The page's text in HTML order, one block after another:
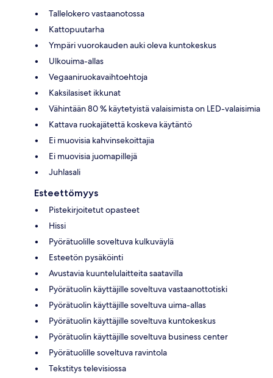
Tallelokero vastaanotossa
Kattopuutarha
Ympäri vuorokauden auki oleva kuntokeskus
Ulkouima-allas
Vegaaniruokavaihtoehtoja
Kaksilasiset ikkunat
Vähintään 80 % käytetyistä valaisimista on LED-valaisimia
Kattava ruokajätettä koskeva käytäntö
Ei muovisia kahvinsekoittajia
Ei muovisia juomapillejä
Juhlasali
Esteettömyys
Pistekirjoitetut opasteet
Hissi
Pyörätuolille soveltuva kulkuväylä
Esteetön pysäköinti
Avustavia kuuntelulaitteita saatavilla
Pyörätuolin käyttäjille soveltuva vastaanottotiski
Pyörätuolin käyttäjille soveltuva uima-allas
Pyörätuolin käyttäjille soveltuva kuntokeskus
Pyörätuolin käyttäjille soveltuva business center
Pyörätuolille soveltuva ravintola
Tekstitys televisiossa